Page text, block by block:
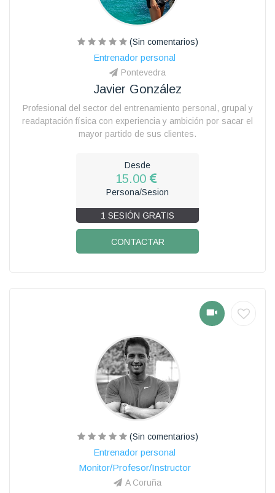
(Sin comentarios)
Entrenador personal
Pontevedra
Javier González
Profesional del sector del entrenamiento personal, grupal y
readaptación física con experiencia y ambición por sacar el
mayor partido de sus clientes.
Desde
15.00
Persona/Sesion
1 SESIÓN GRATIS
CONTACTAR
(Sin comentarios)
Entrenador personal
Monitor/Profesor/Instructor
A Coruña